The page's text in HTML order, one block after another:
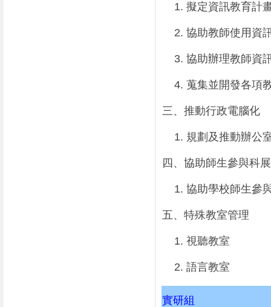
1. 擬定資訊教育計
2. 協助教師使用資
3. 協助辦理教師資
4. 蒐集並開發各項
三、推動行政電腦化
1. 規劃及推動辦公
四、協助師生參與科
1. 協助學校師生參
五、特殊教室管理
1. 視聽教室
2. 語言教室
實研組